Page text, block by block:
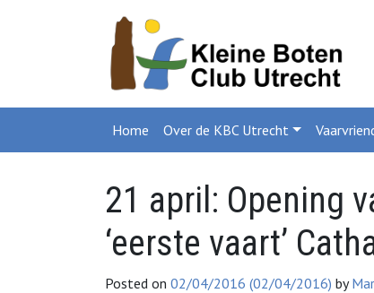
Home Over de KBC Utrecht
21 april: Opening
‘eerste vaart’
Posted on 02/04/2016 (02/04/2016) by